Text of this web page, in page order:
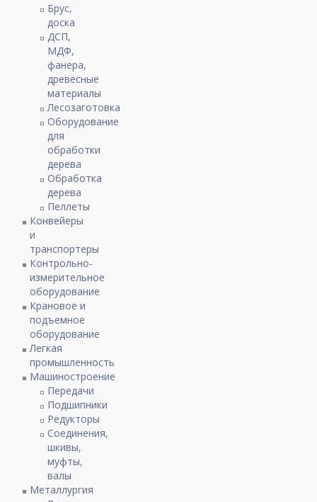
Брус,
доска
ДСП,
МДФ,
фанера,
древесные
материалы
Лесозаготовка
Оборудование
для
обработки
дерева
Обработка
дерева
Пеллеты
Конвейеры
и
транспортеры
Контрольно-
измерительное
оборудование
Крановое и
подъемное
оборудование
Легкая
промышленность
Машиностроение
Передачи
Подшипники
Редукторы
Соединения,
шкивы,
муфты,
валы
Металлургия